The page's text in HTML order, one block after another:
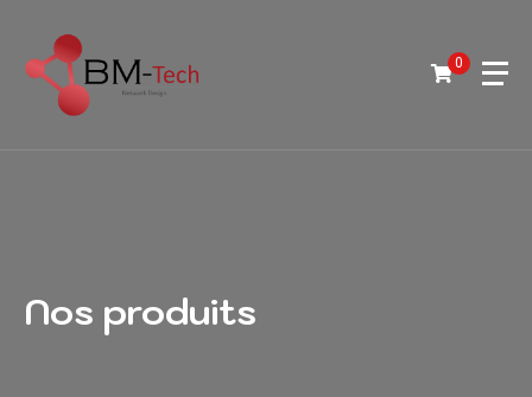
0
Nos produits